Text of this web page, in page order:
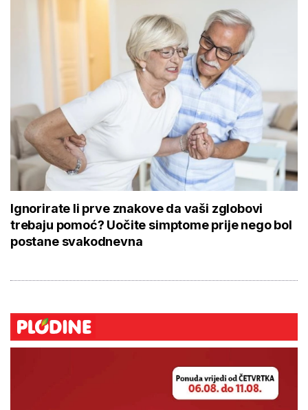
Ignorirate li prve znakove da vaši zglobovi
trebaju pomoć? Uočite simptome prije nego bol
postane svakodnevna